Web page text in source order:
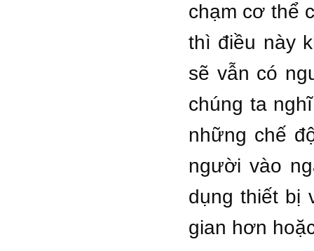
chạm cơ thể
thì điều này
sẽ vẫn có
chúng ta
những chế
người vào
dụng thiết bị
gian hơn